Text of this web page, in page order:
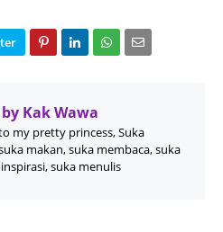
Kak Wawa
my pretty princess, Suka
makan, suka membaca, suka
suka menulis